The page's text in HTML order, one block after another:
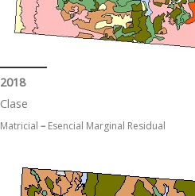
2018
Clase
Matricial – Esencial Marginal Residual